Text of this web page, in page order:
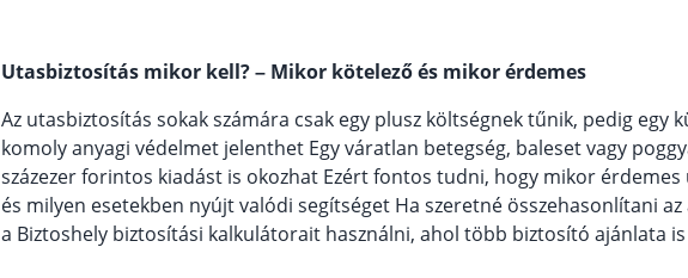
Utasbiztosítás mikor kell? – Mikor kötelező és mikor érdemes
Az utasbiztosítás sokak számára csak egy plusz költségnek tűnik, pedig egy
komoly anyagi védelmet jelenthet Egy váratlan betegség, baleset vagy
százezer forintos kiadást is okozhat Ezért fontos tudni, hogy mikor
és milyen esetekben nyújt valódi segítséget Ha szeretné összehasonlítani
a Biztoshely biztosítási kalkulátorait használni, ahol több biztosító ajánlata